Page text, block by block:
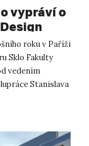
vypráví o
roku v Paříži
Sklo Fakulty
vedením
Stanislava